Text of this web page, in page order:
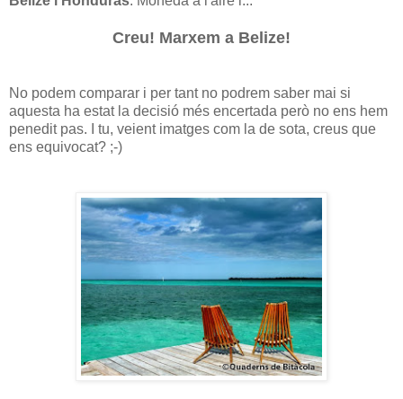
Creu! Marxem a Belize!
No podem comparar i per tant no podrem saber mai si
aquesta ha estat la decisió més encertada però no ens hem
penedit pas. I tu, veient imatges com la de sota, creus que
ens equivocat? ;-)